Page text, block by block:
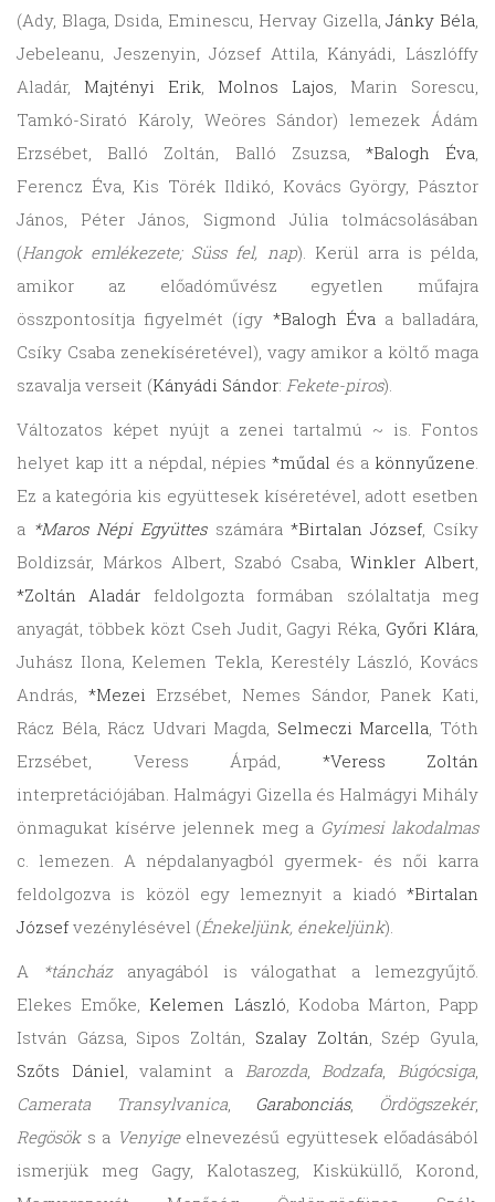
(Ady, Blaga, Dsida, Eminescu, Hervay Gizella,Jánky Béla,
Jebeleanu, Jeszenyin, József Attila, Kányádi, Lászlóffy
Aladár, Majtényi Erik, Molnos Lajos, Marin Sorescu,
Tamkó-Sirató Károly, Weöres Sándor) lemezek Ádám
Erzsébet, Balló Zoltán, Balló Zsuzsa, *Balogh Éva,
Ferencz Éva, Kis Törék Ildikó, Kovács György, Pásztor
János, Péter János, Sigmond Júlia tolmácsolásában
(Hangok emlékezete; Süss fel, nap). Kerül arra is példa,
amikor az előadóművész egyetlen műfajra
összpontosítja figyelmét (így *Balogh Évaa balladára,
Csíky Csaba zenekíséretével), vagy amikor a költő maga
szavalja verseit (Kányádi Sándor: Fekete-piros).
Változatos képet nyújt a zenei tartalmú ~ is. Fontos
helyet kap itt a népdal, népies*műdal és a könnyűzene.
Ez a kategória kis együttesek kíséretével, adott esetben
a *Maros Népi Együttesszámára *Birtalan József, Csíky
Boldizsár, Márkos Albert, Szabó Csaba, Winkler Albert,
*Zoltán Aladár feldolgozta formában szólaltatja meg
anyagát, többek közt Cseh Judit, Gagyi Réka, Győri Klára,
Juhász Ilona, Kelemen Tekla, Kerestély László, Kovács
András, *Mezei Erzsébet, Nemes Sándor, Panek Kati,
Rácz Béla, Rácz Udvari Magda, Selmeczi Marcella, Tóth
Erzsébet, Veress Árpád, *Veress Zoltán
interpretációjában. Halmágyi Gizella és Halmágyi Mihály
önmagukat kísérve jelennek meg a Gyímesi lakodalmas
c. lemezen. A népdalanyagból gyermek- és női karra
feldolgozva is közöl egy lemeznyit a kiadó *Birtalan
Józsefvezénylésével (Énekeljünk, énekeljünk).
A
*táncházanyagából is válogathat a lemezgyűjtő.
Elekes Emőke, Kelemen László, Kodoba Márton, Papp
István Gázsa, Sipos Zoltán, Szalay Zoltán, Szép Gyula,
Szőts Dániel, valamint a Barozda,Bodzafa,Búgócsiga,
Camerata Transylvanica, Garabonciás, Ördögszekér,
Regösöks a Venyigeelnevezésű együttesek előadásából
ismerjük meg Gagy, Kalotaszeg, Kisküküllő, Korond,